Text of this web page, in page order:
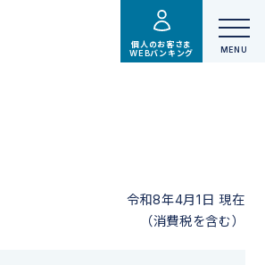
個人のお客さま
WEBバンキング
令和8年4月1日 現在
（消費税を含む）